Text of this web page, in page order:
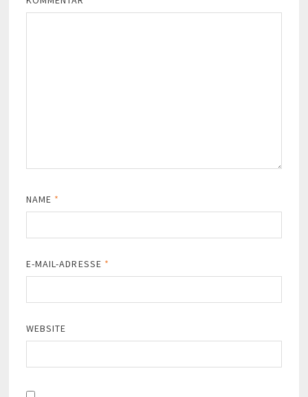
NAME *
E-MAIL-ADRESSE *
WEBSITE